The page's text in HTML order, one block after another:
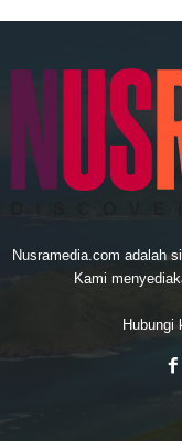
Nusramedia.com adalah
Kami
Hubungi